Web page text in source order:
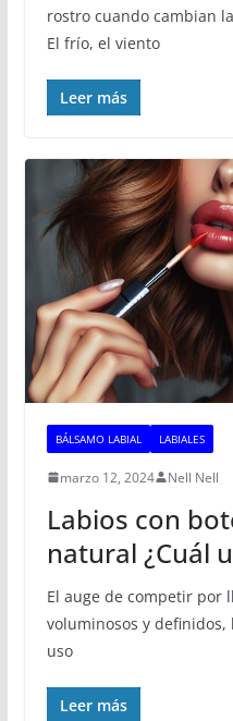
rostro cuando cambian
El frío, el viento
Leer más
BÁLSAMO LABIAL LABIALES
marzo 12, 2024 Nell Nell
Labios con
natural ¿Cuál
El auge de competir por
voluminosos y
uso
Leer más